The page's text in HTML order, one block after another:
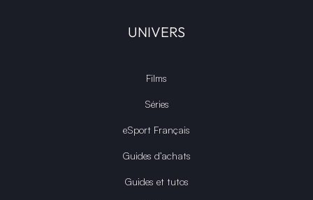
UNIVERS
Films
Séries
eSport Français
Guides d’achats
Guides et tutos